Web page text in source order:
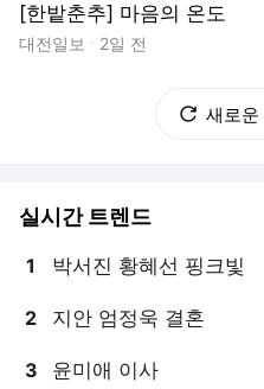
[한밭춘추] 마음의 온도
대전일보 2일 전
새로운
실시간 트렌드
1 박서진 황혜선 핑크빛
2 지안 엄정욱 결혼
3 윤미애 이사